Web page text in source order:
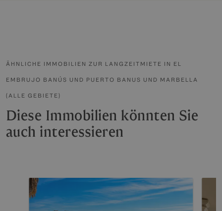
ÄHNLICHE IMMOBILIEN ZUR LANGZEITMIETE IN EL
EMBRUJO BANÚS UND PUERTO BANUS UND MARBELLA
(ALLE GEBIETE)
Diese Immobilien könnten Sie
auch interessieren